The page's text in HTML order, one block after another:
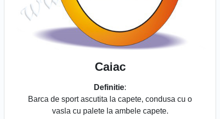
Caiac
Definitie:
Barca de sport ascutita la capete, condusa cu o
vasla cu palete la ambele capete.